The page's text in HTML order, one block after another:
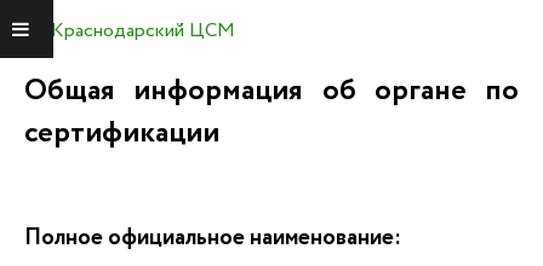
Общая информация об органе по
сертификации
Полное официальное наименование:
Краснодарский ЦСМ